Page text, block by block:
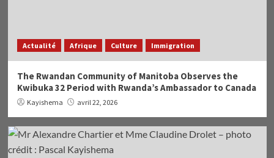
Actualité Afrique Culture Immigration
The Rwandan Community of Manitoba Observes the
Kwibuka 32 Period with Rwanda’s Ambassador to Canada
Kayishema avril 22, 2026